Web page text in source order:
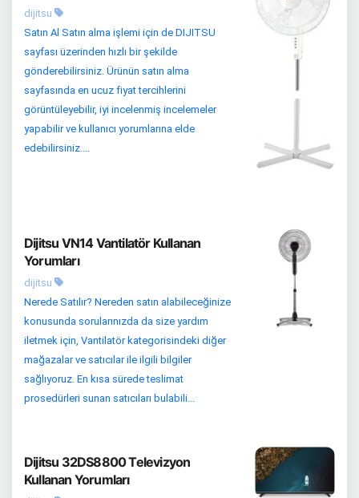
dijitsu
Satın Al Satın alma işlemi için de DIJITSU
sayfası üzerinden hızlı bir şekilde
gönderebilirsiniz. Ürünün satın alma
sayfasında en ucuz fiyat tercihlerini
görüntüleyebilir, iyi incelenmiş incelemeler
yapabilir ve kullanıcı yorumlarına elde
edebilirsiniz....
Dijitsu VN14 Vantilatör Kullanan
Yorumları
dijitsu
Nerede Satılır? Nereden satın alabileceğinize
konusunda sorularınızda da size yardım
iletmek için, Vantilatör kategorisindeki diğer
mağazalar ve satıcılar ile ilgili bilgiler
sağlıyoruz. En kısa sürede teslimat
prosedürleri sunan satıcıları bulabili...
Dijitsu 32DS8800 Televizyon
Kullanan Yorumları